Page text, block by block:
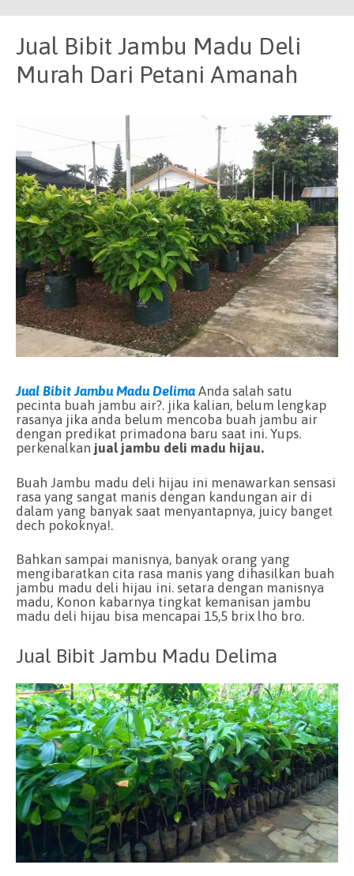
Jual Bibit Jambu Madu Deli
Murah Dari Petani Amanah
Jual Bibit Jambu Madu Delima Anda salah satu
pecinta buah jambu air?. jika kalian, belum lengkap
rasanya jika anda belum mencoba buah jambu air
dengan predikat primadona baru saat ini. Yups.
perkenalkan jual jambu deli madu hijau.
Buah Jambu madu deli hijau ini menawarkan sensasi
rasa yang sangat manis dengan kandungan air di
dalam yang banyak saat menyantapnya, juicy banget
dech pokoknya!.
Bahkan sampai manisnya, banyak orang yang
mengibaratkan cita rasa manis yang dihasilkan buah
jambu madu deli hijau ini. setara dengan manisnya
madu, Konon kabarnya tingkat kemanisan jambu
madu deli hijau bisa mencapai 15,5 brix lho bro.
Jual Bibit Jambu Madu Delima